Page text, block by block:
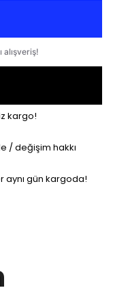
kargo!
/ değişim hakkı
aynı gün kargoda!